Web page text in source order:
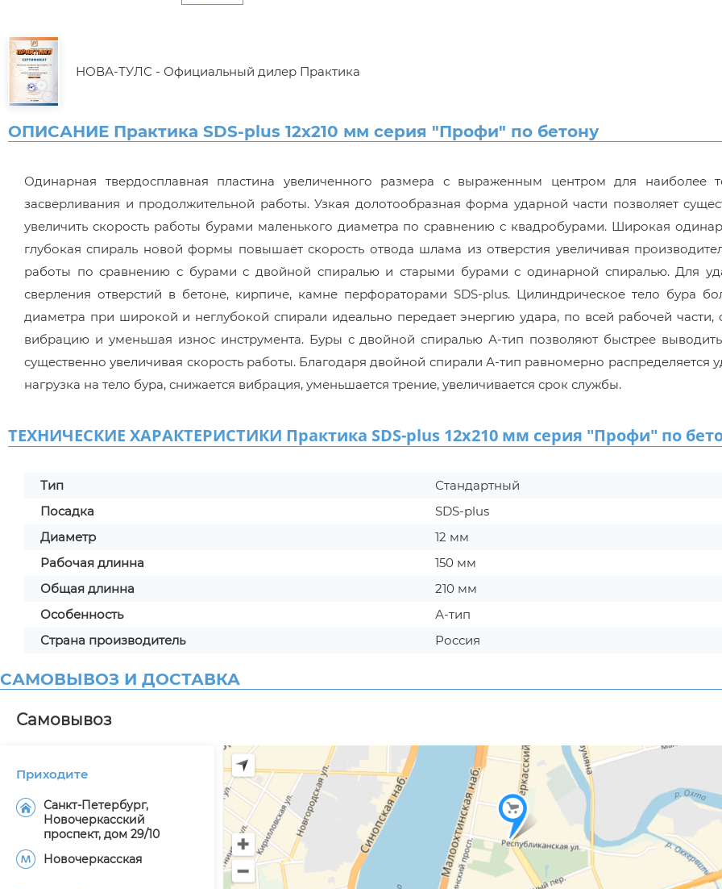
НОВА-ТУЛС - Официальный дилер Практика
ОПИСАНИЕ Практика SDS-plus 12х210 мм серия "Профи" по бетону
Одинарная твердосплавная пластина увеличенного размера с выраженным центром для наиболее
засверливания и продолжительной работы. Узкая долотообразная форма ударной части позволяет
увеличить скорость работы бурами маленького диаметра по сравнению с квадробурами. Широкая
глубокая спираль новой формы повышает скорость отвода шлама из отверстия увеличивая
работы по сравнению с бурами с двойной спиралью и старыми бурами с одинарной спиралью. Для
сверления отверстий в бетоне, кирпиче, камне перфораторами SDS-plus. Цилиндрическое тело бура
диаметра при широкой и неглубокой спирали идеально передает энергию удара, по всей рабочей части,
вибрацию и уменьшая износ инструмента. Буры с двойной спиралью А-тип позволяют быстрее
существенно увеличивая скорость работы. Благодаря двойной спирали А-тип равномерно распределяется
нагрузка на тело бура, снижается вибрация, уменьшается трение, увеличивается срок службы.
ТЕХНИЧЕСКИЕ ХАРАКТЕРИСТИКИ Практика SDS-plus 12х210 мм серия "Профи" по
Тип
Стандартный
Посадка
SDS-plus
Диаметр
12 мм
Рабочая длинна
150 мм
Общая длинна
210 мм
Особенность
А-тип
Страна производитель
Россия
САМОВЫВОЗ И ДОСТАВКА
Самовывоз
Приходите
Санкт-Петербург,
Новочеркасский
проспект, дом 29/10
Новочеркасская